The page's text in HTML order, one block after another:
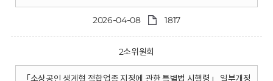
2026-04-08 1817
2소위원회
「소상공인 생계형 적합업종 지정에 관한 특별법 시행령」 일부개정